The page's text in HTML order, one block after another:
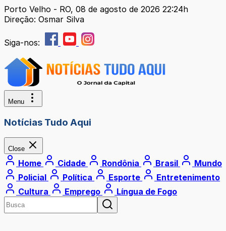
Porto Velho - RO, 08 de agosto de 2026 22:24h
Direção: Osmar Silva
Siga-nos:
Menu
Notícias Tudo Aqui
Close
Home Cidade Rondônia Brasil
Mundo
Policial
Política Esporte
Entretenimento
Cultura
Emprego Língua de Fogo